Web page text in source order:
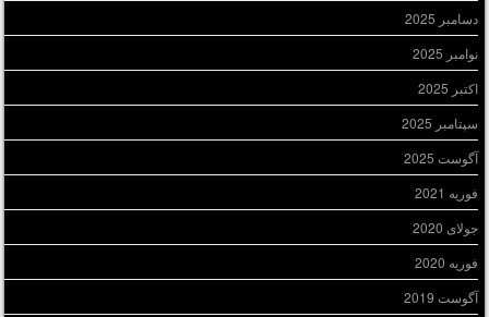
دسامبر 2025
نوامبر 2025
اکتبر 2025
سپتامبر 2025
آگوست 2025
فوریه 2021
جولای 2020
فوریه 2020
آگوست 2019